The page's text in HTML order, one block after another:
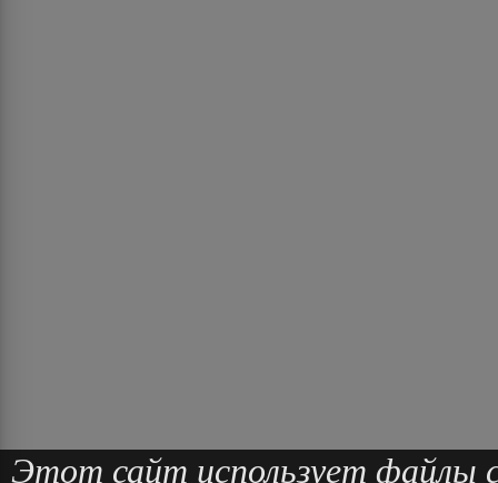
Этот сайт использует файлы